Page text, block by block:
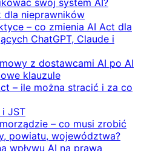
swój system AI?
dla nieprawników
– co zmienia AI Act dla
ChatGPT, Claude i
z dostawcami AI po AI
klauzule
– ile można stracić i za co
JST
– co musi zrobić
powiatu, województwa?
wpływu AI na prawa